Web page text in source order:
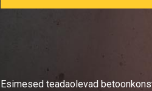
Esimesed teadaolevad